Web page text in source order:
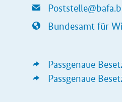
Bundesamt für
Passgenaue
Passgenaue